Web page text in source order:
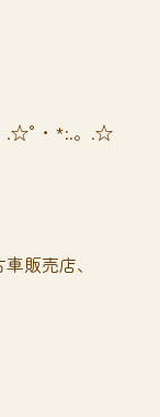
.☆°・*:.。.☆
販売店、